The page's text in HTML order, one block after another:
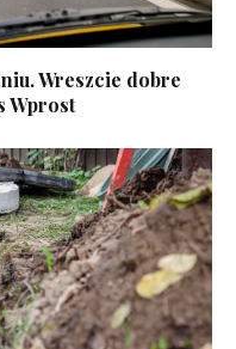
Wreszcie dobre
Wprost